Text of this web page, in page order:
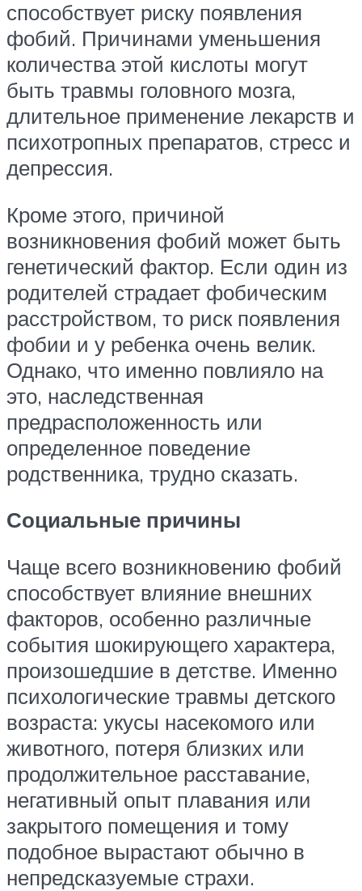
способствует риску появления
фобий. Причинами уменьшения
количества этой кислоты могут
быть травмы головного мозга,
длительное применение лекарств и
психотропных препаратов, стресс и
депрессия.
Кроме этого, причиной
возникновения фобий может быть
генетический фактор. Если один из
родителей страдает фобическим
расстройством, то риск появления
фобии и у ребенка очень велик.
Однако, что именно повлияло на
это, наследственная
предрасположенность или
определенное поведение
родственника, трудно сказать.
Социальные причины
Чаще всего возникновению фобий
способствует влияние внешних
факторов, особенно различные
события шокирующего характера,
произошедшие в детстве. Именно
психологические травмы детского
возраста: укусы насекомого или
животного, потеря близких или
продолжительное расставание,
негативный опыт плавания или
закрытого помещения и тому
подобное вырастают обычно в
непредсказуемые страхи.